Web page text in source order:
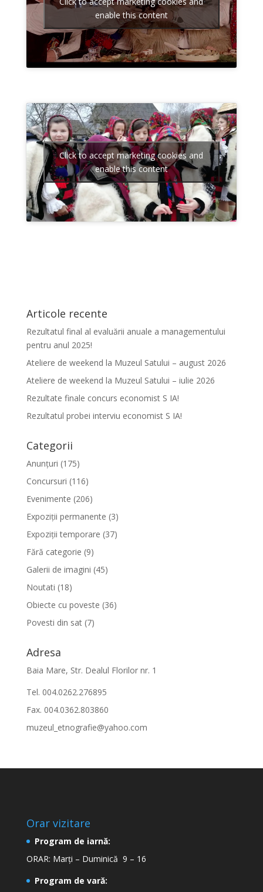
enable this content
Click to accept marketing cookies and
enable this content
Articole recente
Rezultatul final al evaluării anuale a managementului
pentru anul 2025!
Ateliere de weekend la Muzeul Satului – august 2026
Ateliere de weekend la Muzeul Satului – iulie 2026
Rezultate finale concurs economist S IA!
Rezultatul probei interviu economist S IA!
Categorii
Anunțuri (175)
Concursuri (116)
Evenimente (206)
Expoziții permanente (3)
Expoziții temporare (37)
Fără categorie (9)
Galerii de imagini (45)
Noutati (18)
Obiecte cu poveste (36)
Povesti din sat(7)
Adresa
Baia Mare, Str. Dealul Florilor nr. 1
Tel. 004.0262.276895
Fax. 004.0362.803860
muzeul_etnografie@yahoo.com
Orar vizitare
Program de iarnă:
ORAR: Marți – Duminică 9 – 16
Program de vară: